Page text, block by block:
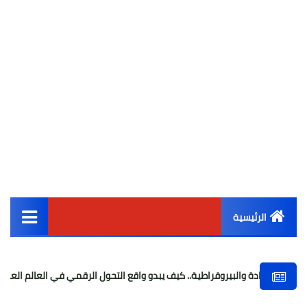
الرئيسية
أخبار مصر
والبيروقراطية.. كيف يبدو واقع التحول الرقمي في العالم العربي